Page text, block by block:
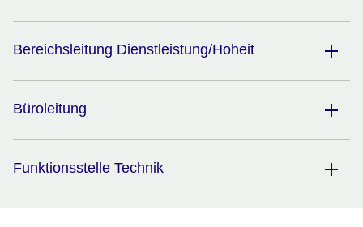
Bereichsleitung Dienstleistung/Hoheit
Büroleitung
Funktionsstelle Technik